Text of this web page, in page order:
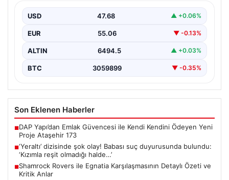
USD 47.68 ▲ +0.06%
EUR 55.06 ▼ -0.13%
ALTIN 6494.5 ▲ +0.03%
BTC 3059899 ▼ -0.35%
Son Eklenen Haberler
■DAP Yapı’dan Emlak Güvencesi ile Kendi Kendini Ödeyen Yeni
Proje Ataşehir 173
■‘Yeraltı’ dizisinde şok olay! Babası suç duyurusunda bulundu:
‘Kızımla reşit olmadığı halde…’
■Shamrock Rovers ile Egnatia Karşılaşmasının Detaylı Özeti ve
Kritik Anlar